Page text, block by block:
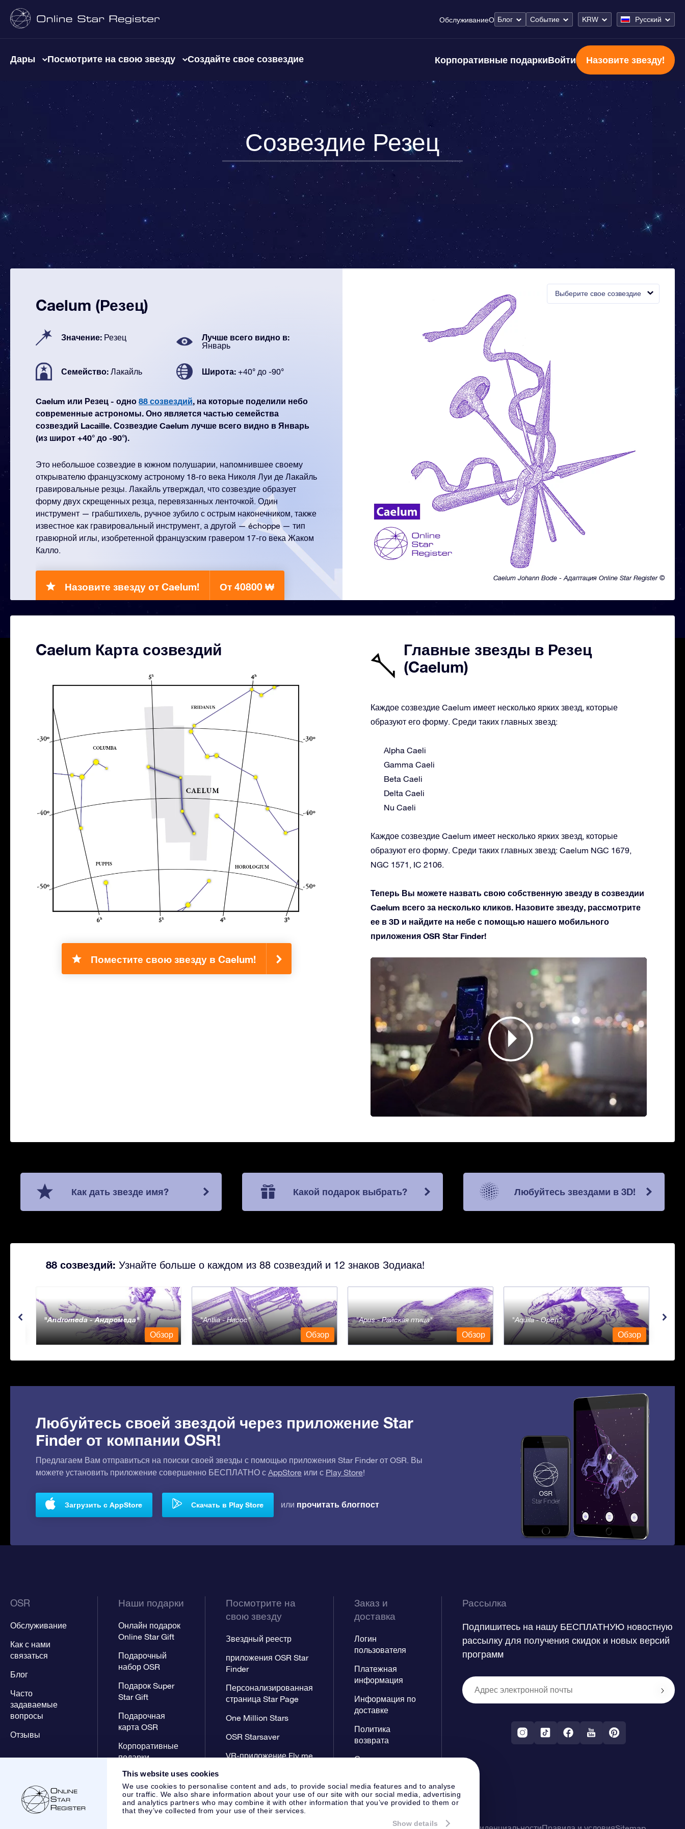
This website uses cookies
We use cookies to personalise content and ads, to provide social media features and to analyse
our traffic. We also share information about your use of our site with our social media, advertising
and analytics partners who may combine it with other information that you’ve provided to them or
that they’ve collected from your use of their services.
Show details
ОбслуживаниеО Блог Событие KRW Русский
Дары Посмотрите на свою звезду Создайте свое созвездие Корпоративные подаркиВойти Назовите звезду!
Созвездие Резец
Выберите свое созвездие
Caelum Johann Bode - Адаптация Online Star Register ©
Caelum (Резец)
Значение: Резец Лучше всего видно в:
Январь
Семейство: Лакайль Широта: +40° до -90°
Caelum или Резец - одно 88 созвездий, на которые поделили небо
современные астрономы. Оно является частью семейства
созвездий Lacaille. Созвездие Caelum лучше всего видно в Январь
(из широт +40° до -90°).
Это небольшое созвездие в южном полушарии, напомнившее своему
открывателю французскому астроному 18-го века Николя Луи де Лакайль
гравировальные резцы. Лакайль утверждал, что созвездие образует
форму двух скрещенных резца, перевязанных ленточкой. Один
инструмент — грабштихель, ручное зубило с острым наконечником, также
известное как гравировальный инструмент, а другой — échoppe — тип
гравюрной иглы, изобретенной французским гравером 17-го века Жаком
Калло.
Назовите звезду от Caelum! От 40800 ₩
Caelum Карта созвездий
Поместите свою звезду в Caelum!
Главные звезды в Резец
(Caelum)
Каждое созвездие Caelum имеет несколько ярких звезд, которые
образуют его форму. Среди таких главных звезд:
Alpha Caeli
Gamma Caeli
Beta Caeli
Delta Caeli
Nu Caeli
Каждое созвездие Caelum имеет несколько ярких звезд, которые
образуют его форму. Среди таких главных звезд: Caelum NGC 1679,
NGC 1571, IC 2106.
Теперь Вы можете назвать свою собственную звезду в созвездии
Caelum всего за несколько кликов. Назовите звезду, рассмотрите
ее в 3D и найдите на небе с помощью нашего мобильного
приложения OSR Star Finder!
Как дать звезде имя? Какой подарок выбрать? Любуйтесь звездами в 3D!
88 созвездий: Узнайте больше о каждом из 88 созвездий и 12 знаков Зодиака!
Andromeda - Андромеда
Обзор
Antlia - Насос
Обзор
Apus - Райская птица
Обзор
Aquila - Орел
Обзор
Любуйтесь своей звездой через приложение Star
Finder от компании OSR!
Предлагаем Вам отправиться на поиски своей звезды с помощью приложения Star Finder от OSR. Вы
можете установить приложение совершенно БЕСПЛАТНО с AppStore или с Play Store!
Загрузить с AppStore Скачать в Play Store или прочитать блогпост
OSR
Обслуживание
Как с нами
связаться
Блог
Часто
задаваемые
вопросы
Отзывы
Наши подарки
Онлайн подарок
Online Star Gift
Подарочный
набор OSR
Подарок Super
Star Gift
Подарочная
карта OSR
Корпоративные
подарки
Посмотрите на
свою звезду
Звездный реестр
приложения OSR Star
Finder
Персонализированная
страница Star Page
One Million Stars
OSR Starsaver
VR-приложение Fly me
Заказ и
доставка
Логин
пользователя
Платежная
информация
Информация по
доставке
Политика
возврата
Созвездиях
Рассылка
Подпишитесь на нашу БЕСПЛАТНУЮ новостную
рассылку для получения скидок и новых версий
программ